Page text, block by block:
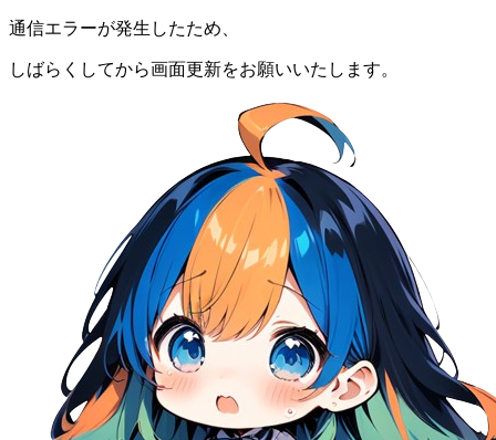
通信エラーが発生したため、
しばらくしてから画面更新をお願いいたします。